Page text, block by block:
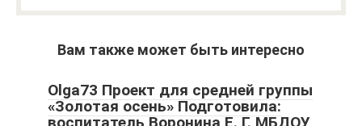
Вам также может быть интересно
Olga73 Проект для средней группы
«Золотая осень» Подготовила:
воспитатель Воронина Е. Г. МБДОУ